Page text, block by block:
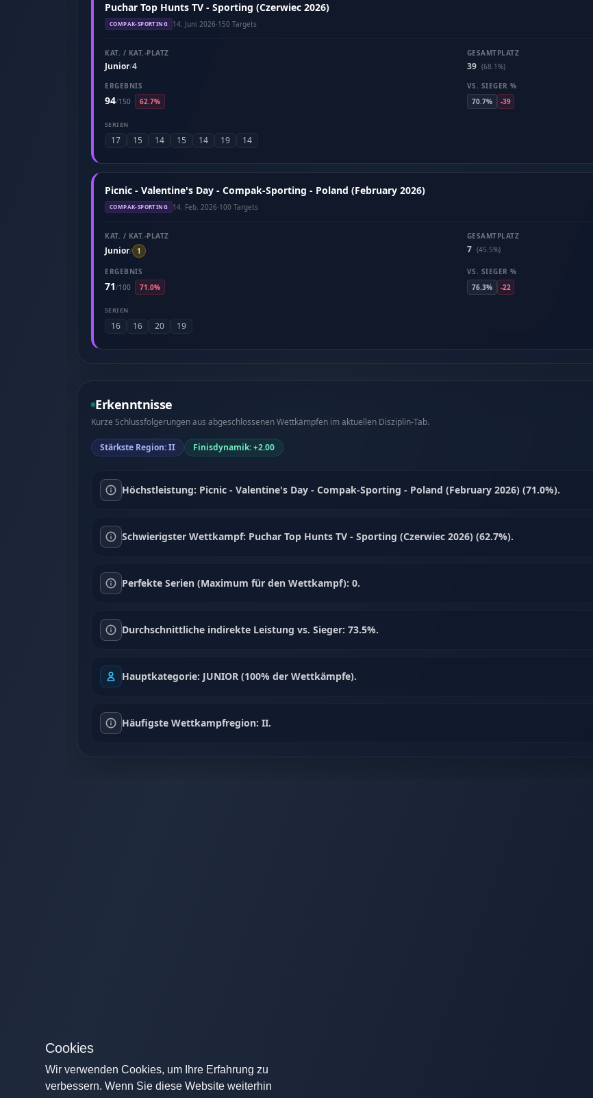
Puchar Top Hunts TV - Sporting (Czerwiec 2026)
COMPAK-SPORTING 14. Juni 2026·150 Targets
KAT. / KAT.-PLATZ
Junior/4
GESAMTPLATZ
39 (68.1%)
ERGEBNIS
94/150 62.7%
VS. SIEGER %
70.7%
-39
SERIEN
17 15 14 15 14 19 14
Picnic - Valentine's Day - Compak-Sporting - Poland (February 2026)
COMPAK-SPORTING 14. Feb. 2026·100 Targets
KAT. / KAT.-PLATZ
Junior/ 1
GESAMTPLATZ
7 (45.5%)
ERGEBNIS
71/100 71.0%
VS. SIEGER %
76.3%
-22
SERIEN
16 16 20 19
Erkenntnisse
Kurze Schlussfolgerungen aus abgeschlossenen Wettkämpfen im aktuellen Disziplin-Tab.
Stärkste Region: II Finisdynamik: +2.00
Höchstleistung: Picnic - Valentine's Day - Compak-Sporting - Poland (February 2026) (71.0%).
Schwierigster Wettkampf: Puchar Top Hunts TV - Sporting (Czerwiec 2026) (62.7%).
Perfekte Serien (Maximum für den Wettkampf): 0.
Durchschnittliche indirekte Leistung vs. Sieger: 73.5%.
Hauptkategorie: JUNIOR (100% der Wettkämpfe).
Häufigste Wettkampfregion: II.
Cookies
Wir verwenden Cookies, um Ihre Erfahrung zu
verbessern. Wenn Sie diese Website weiterhin